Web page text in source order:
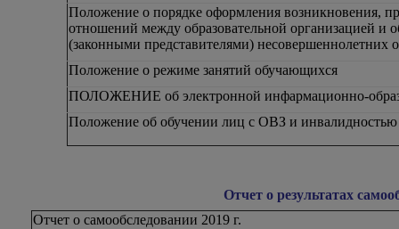
Положение о порядке оформления возникновения,
отношений между образовательной организацией и
(законными представителями) несовершеннолетних
Положение о режиме занятий обучающихся
ПОЛОЖЕНИЕ об электронной инфармационно-
Положение об обучении лиц с ОВЗ и инвалидностью
Отчет о результатах
Отчет о самообследовании 2019 г.